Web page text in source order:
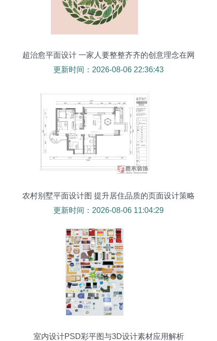
超治愈平面设计 一家人要整整齐齐的创意理念在网
页中的应用
更新时间：2026-08-06 22:36:43
农村别墅平面设计图 提升居住品质的页面设计策略
更新时间：2026-08-06 11:04:29
室内设计PSD彩平图与3D设计素材应用解析